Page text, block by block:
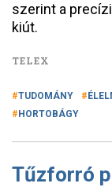
szerint a
kiút.
TELEX
TUDOMÁNY
HORTOBÁGY
Tűzforró